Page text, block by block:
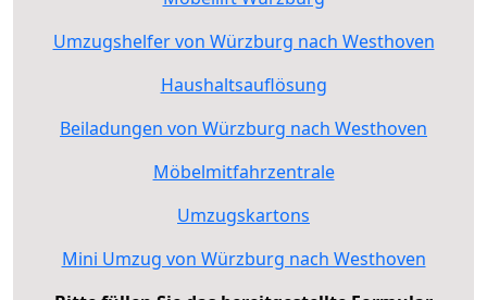
Umzugshelfer von Würzburg nach Westhoven
Haushaltsauflösung
Beiladungen von Würzburg nach Westhoven
Möbelmitfahrzentrale
Umzugskartons
Mini Umzug von Würzburg nach Westhoven